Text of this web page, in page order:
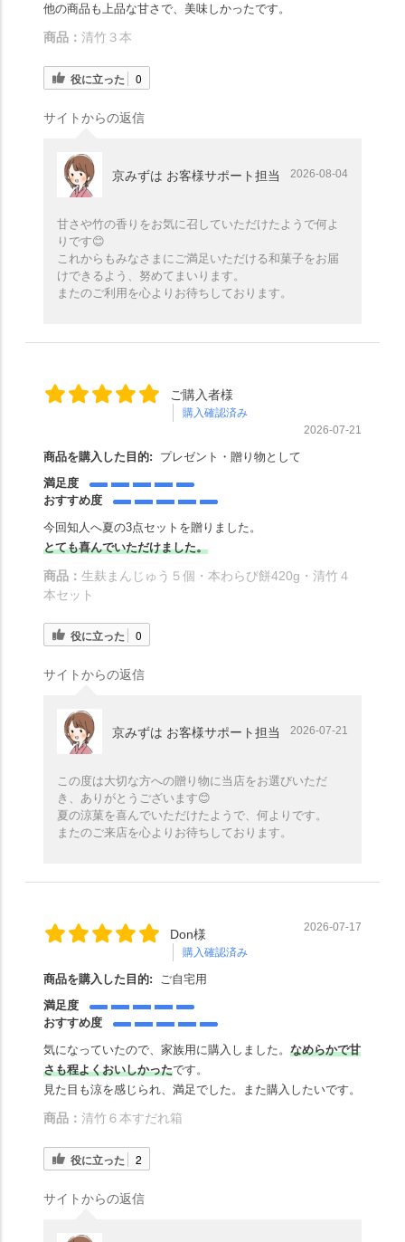
他の商品も上品な甘さで、美味しかったです。
商品： 清竹３本
役に立った 0
サイトからの返信
京みずは お客様サポート担当 2026-08-04
甘さや竹の香りをお気に召していただけたようで何よ
りです😊
これからもみなさまにご満足いただける和菓子をお届
けできるよう、努めてまいります。
またのご利用を心よりお待ちしております。
ご購入者様
購入確認済み
2026-07-21
商品を購入した目的:
プレゼント・贈り物として
満足度
おすすめ度
今回知人へ夏の3点セットを贈りました。
とても喜んでいただけました。
商品： 生麸まんじゅう５個・本わらび餅420g・清竹４
本セット
役に立った 0
サイトからの返信
京みずは お客様サポート担当 2026-07-21
この度は大切な方への贈り物に当店をお選びいただ
き、ありがとうございます😊
夏の涼菓を喜んでいただけたようで、何よりです。
またのご来店を心よりお待ちしております。
Don様
購入確認済み
2026-07-17
商品を購入した目的:
ご自宅用
満足度
おすすめ度
気になっていたので、家族用に購入しました。 なめらかで甘
さも程よくおいしかったです。
見た目も涼を感じられ、満足でした。また購入したいです。
商品： 清竹６本すだれ箱
役に立った 2
サイトからの返信